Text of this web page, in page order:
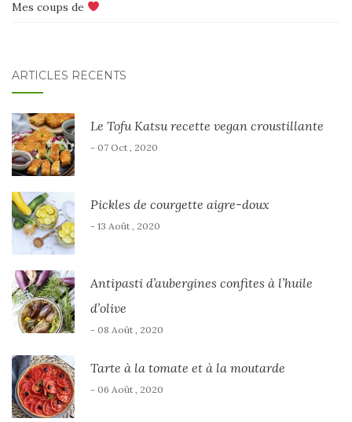
Mes coups de
ARTICLES RÉCENTS
Le Tofu Katsu recette vegan croustillante
- 07 Oct , 2020
Pickles de courgette aigre-doux
- 13 Août , 2020
Antipasti d’aubergines confites à l’huile
d’olive
- 08 Août , 2020
Tarte à la tomate et à la moutarde
- 06 Août , 2020